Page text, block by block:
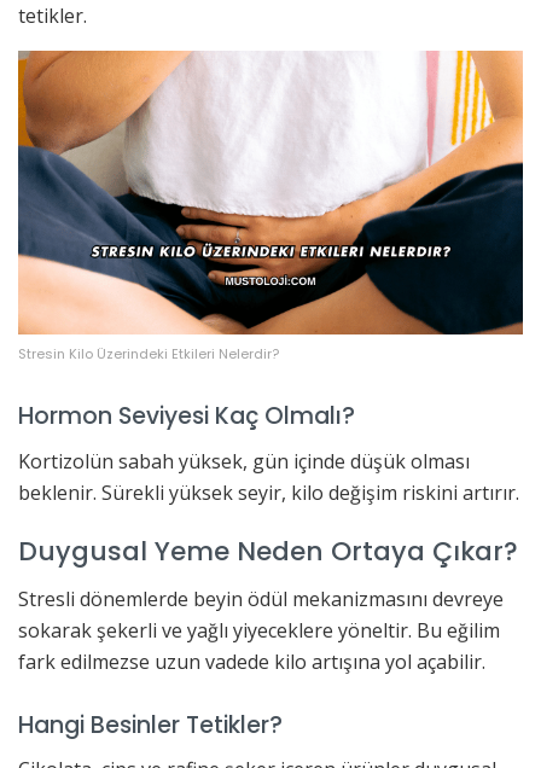
tetikler.
Stresin Kilo Üzerindeki Etkileri Nelerdir?
Hormon Seviyesi Kaç Olmalı?
Kortizolün sabah yüksek, gün içinde düşük olması
beklenir. Sürekli yüksek seyir, kilo değişim riskini artırır.
Duygusal Yeme Neden Ortaya Çıkar?
Stresli dönemlerde beyin ödül mekanizmasını devreye
sokarak şekerli ve yağlı yiyeceklere yöneltir. Bu eğilim
fark edilmezse uzun vadede kilo artışına yol açabilir.
Hangi Besinler Tetikler?